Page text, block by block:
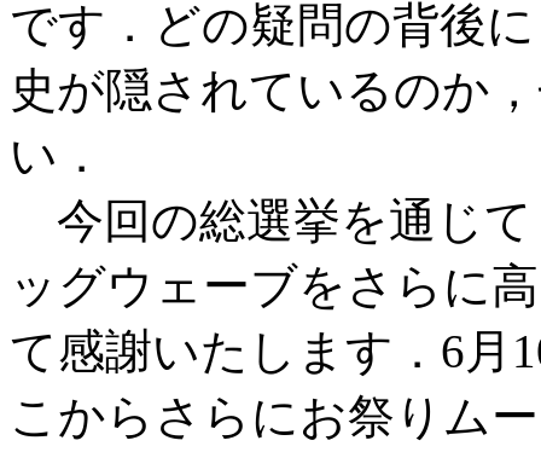
です．どの疑問の背後
史が隠されているのか
い．
今回の総選挙を通じ
ッグウェーブをさらに
て感謝いたします．6月
こからさらにお祭りム